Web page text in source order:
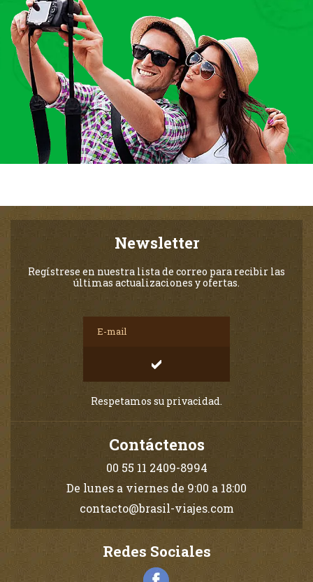
Newsletter
Regístrese en nuestra lista de correo para recibir las
últimas actualizaciones y ofertas.
Respetamos su privacidad.
Contáctenos
00 55 11 2409-8994
De lunes a viernes de 9:00 a 18:00
contacto@brasil-viajes.com
Redes Sociales